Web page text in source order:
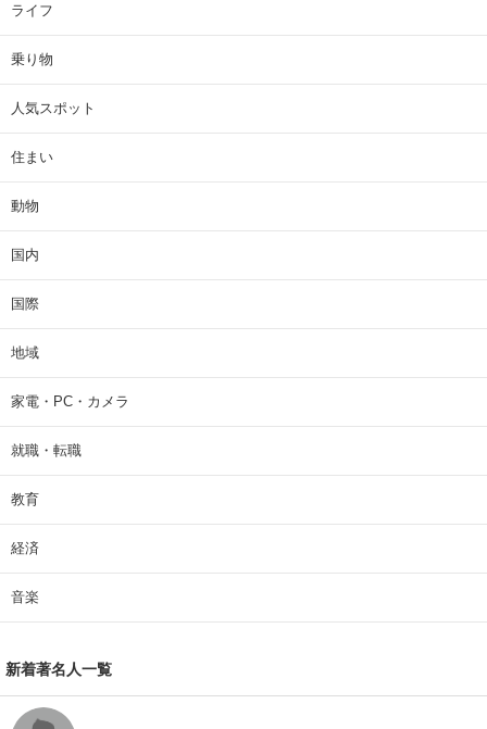
ライフ
乗り物
人気スポット
住まい
動物
国内
国際
地域
家電・PC・カメラ
就職・転職
教育
経済
音楽
新着著名人一覧